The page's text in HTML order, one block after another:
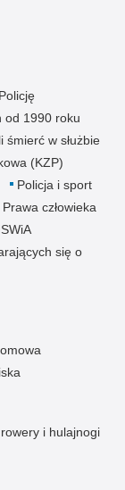
od 1990 roku
w służbie
(KZP)
Policja i sport
Prawa człowieka
się o
i hulajnogi